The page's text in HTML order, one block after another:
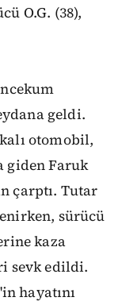
O.G. (38),
geldi.
otomobil,
giden Faruk
çarptı. Tutar
sürücü
kaza
sevk edildi.
hayatını